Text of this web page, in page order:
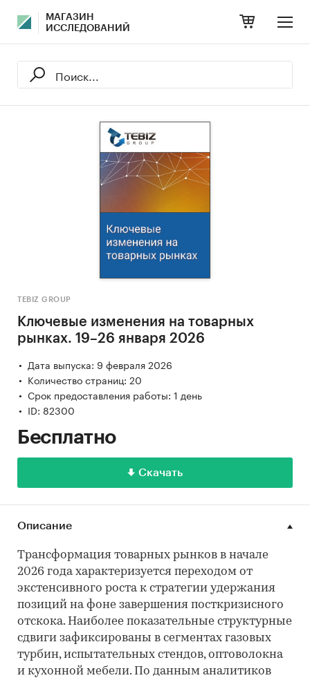
МАГАЗИН
ИССЛЕДОВАНИЙ
TEBIZ GROUP
Ключевые изменения на товарных
рынках. 19–26 января 2026
Дата выпуска: 9 февраля 2026
Количество страниц: 20
Срок предоставления работы: 1 день
ID: 82300
Бесплатно
Скачать
Описание
Трансформация товарных рынков в начале
2026 года характеризуется переходом от
экстенсивного роста к стратегии удержания
позиций на фоне завершения посткризисного
отскока. Наиболее показательные структурные
сдвиги зафиксированы в сегментах газовых
турбин, испытательных стендов, оптоволокна
и кухонной мебели. По данным аналитиков